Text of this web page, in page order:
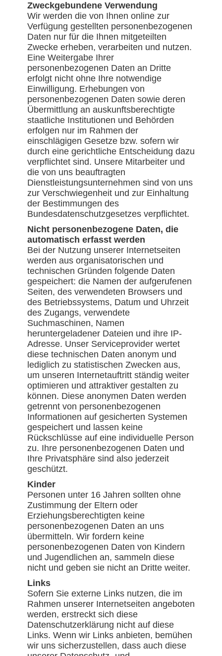
Zweckgebundene Verwendung
Wir werden die von Ihnen online zur
Verfügung gestellten personenbezogenen
Daten nur für die Ihnen mitgeteilten
Zwecke erheben, verarbeiten und nutzen.
Eine Weitergabe Ihrer
personenbezogenen Daten an Dritte
erfolgt nicht ohne Ihre notwendige
Einwilligung. Erhebungen von
personenbezogenen Daten sowie deren
Übermittlung an auskunftsberechtigte
staatliche Institutionen und Behörden
erfolgen nur im Rahmen der
einschlägigen Gesetze bzw. sofern wir
durch eine gerichtliche Entscheidung dazu
verpflichtet sind. Unsere Mitarbeiter und
die von uns beauftragten
Dienstleistungsunternehmen sind von uns
zur Verschwiegenheit und zur Einhaltung
der Bestimmungen des
Bundesdatenschutzgesetzes verpflichtet.
Nicht personenbezogene Daten, die
automatisch erfasst werden
Bei der Nutzung unserer Internetseiten
werden aus organisatorischen und
technischen Gründen folgende Daten
gespeichert: die Namen der aufgerufenen
Seiten, des verwendeten Browsers und
des Betriebssystems, Datum und Uhrzeit
des Zugangs, verwendete
Suchmaschinen, Namen
heruntergeladener Dateien und ihre IP-
Adresse. Unser Serviceprovider wertet
diese technischen Daten anonym und
lediglich zu statistischen Zwecken aus,
um unseren Internetauftritt ständig weiter
optimieren und attraktiver gestalten zu
können. Diese anonymen Daten werden
getrennt von personenbezogenen
Informationen auf gesicherten Systemen
gespeichert und lassen keine
Rückschlüsse auf eine individuelle Person
zu. Ihre personenbezogenen Daten und
Ihre Privatsphäre sind also jederzeit
geschützt.
Kinder
Personen unter 16 Jahren sollten ohne
Zustimmung der Eltern oder
Erziehungsberechtigten keine
personenbezogenen Daten an uns
übermitteln. Wir fordern keine
personenbezogenen Daten von Kindern
und Jugendlichen an, sammeln diese
nicht und geben sie nicht an Dritte weiter.
Links
Sofern Sie externe Links nutzen, die im
Rahmen unserer Internetseiten angeboten
werden, erstreckt sich diese
Datenschutzerklärung nicht auf diese
Links. Wenn wir Links anbieten, bemühen
wir uns sicherzustellen, dass auch diese